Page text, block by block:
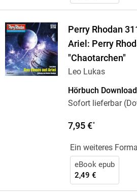
Perry Rhodan
Ariel: Perry
"Chaotarchen"
Leo Lukas
Hörbuch Download
Sofort lieferbar
7,95 €*
Ein weiteres
eBook epub
2,49 €